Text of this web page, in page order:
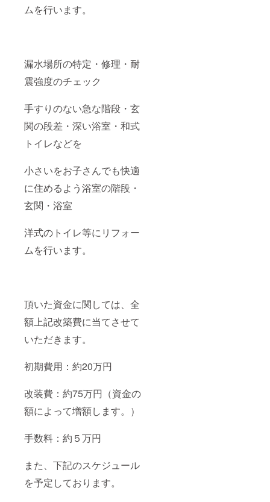
ムを行います。
漏水場所の特定・修理・耐
震強度のチェック
手すりのない急な階段・玄
関の段差・深い浴室・和式
トイレなどを
小さいをお子さんでも快適
に住めるよう浴室の階段・
玄関・浴室
洋式のトイレ等にリフォー
ムを行います。
頂いた資金に関しては、全
額上記改築費に当てさせて
いただきます。
初期費用：約20万円
改装費：約75万円（資金の
額によって増額します。）
手数料：約５万円
また、下記のスケジュール
を予定しております。